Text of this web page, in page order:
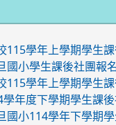
115學年上學期學生
國小學生課後社團報
115學年上學期學生
學年度下學期學生課
國小114學年下學期